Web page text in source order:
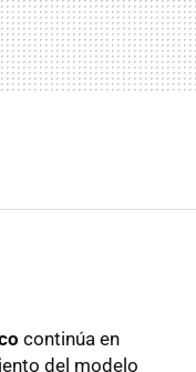
continúa en
del modelo